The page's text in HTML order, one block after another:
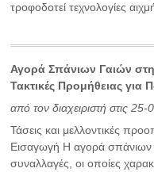
τροφοδοτεί τεχνολογίες
Αγορά Σπάνιων Γαιών
Τακτικές Προμήθειας για
από τον διαχειριστή στις 25-
Τάσεις και μελλοντικές
Εισαγωγή Η αγορά σπάνιων
συναλλαγές, οι οποίες